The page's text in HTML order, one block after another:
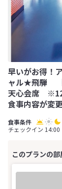
早いがお得！
ャル★飛騨 【
天心会席
食事内容が変
チェックイン